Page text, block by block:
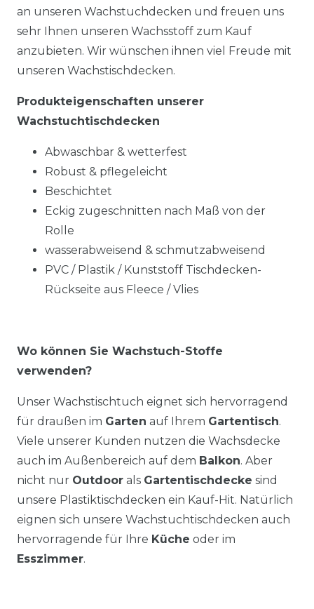
an unseren Wachstuchdecken und freuen uns
sehr Ihnen unseren Wachsstoff zum Kauf
anzubieten. Wir wünschen ihnen viel Freude mit
unseren Wachstischdecken.
Produkteigenschaften unserer
Wachstuchtischdecken
Abwaschbar & wetterfest
Robust & pflegeleicht
Beschichtet
Eckig zugeschnitten nach Maß von der
Rolle
wasserabweisend & schmutzabweisend
PVC / Plastik / Kunststoff Tischdecken-
Rückseite aus Fleece / Vlies
Wo können Sie Wachstuch-Stoffe
verwenden?
Unser Wachstischtuch eignet sich hervorragend
für draußen im Garten auf Ihrem Gartentisch.
Viele unserer Kunden nutzen die Wachsdecke
auch im Außenbereich auf dem Balkon. Aber
nicht nur Outdoor als Gartentischdecke sind
unsere Plastiktischdecken ein Kauf-Hit. Natürlich
eignen sich unsere Wachstuchtischdecken auch
hervorragende für Ihre Küche oder im
Esszimmer.